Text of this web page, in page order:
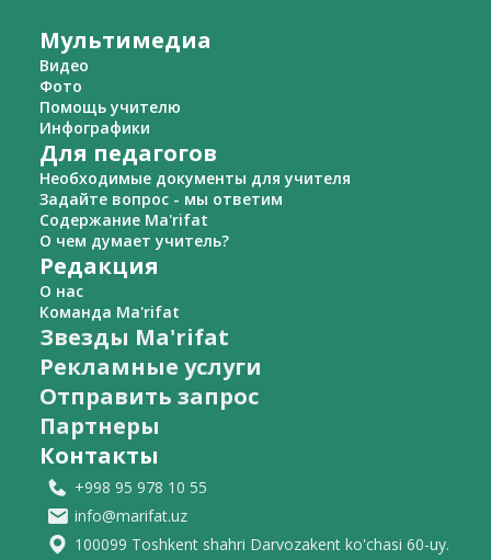
Мультимедиа
Видео
Фото
Помощь учителю
Инфографики
Для педагогов
Необходимые документы для учителя
Задайте вопрос - мы ответим
Содержание Ma'rifat
О чем думает учитель?
Редакция
О нас
Команда Ma'rifat
Звезды Ma'rifat
Рекламные услуги
Отправить запрос
Партнеры
Контакты
+998 95 978 10 55
info@marifat.uz
100099 Toshkent shahri Darvozakent ko'chasi 60-uy.